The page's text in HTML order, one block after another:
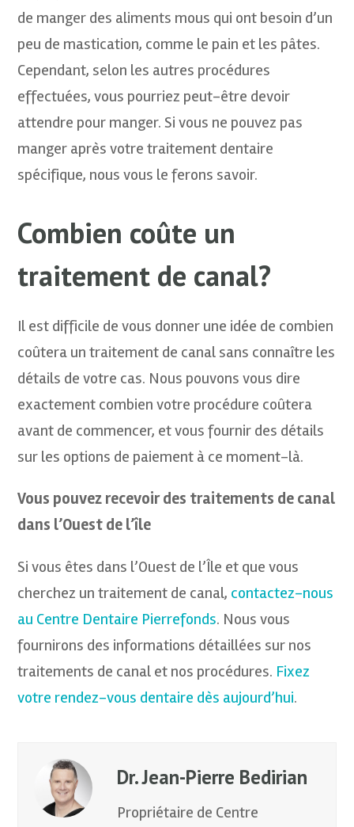
de manger des aliments mous qui ont besoin d’un
peu de mastication, comme le pain et les pâtes.
Cependant, selon les autres procédures
effectuées, vous pourriez peut-être devoir
attendre pour manger. Si vous ne pouvez pas
manger après votre traitement dentaire
spécifique, nous vous le ferons savoir.
Combien coûte un
traitement de canal?
Il est difficile de vous donner une idée de combien
coûtera un traitement de canal sans connaître les
détails de votre cas. Nous pouvons vous dire
exactement combien votre procédure coûtera
avant de commencer, et vous fournir des détails
sur les options de paiement à ce moment-là.
Vous pouvez recevoir des traitements de canal
dans l’Ouest de l’île
Si vous êtes dans l’Ouest de l’Île et que vous
cherchez un traitement de canal, contactez-nous
au Centre Dentaire Pierrefonds. Nous vous
fournirons des informations détaillées sur nos
traitements de canal et nos procédures. Fixez
votre rendez-vous dentaire dès aujourd’hui.
Dr. Jean-Pierre Bedirian
Propriétaire de Centre